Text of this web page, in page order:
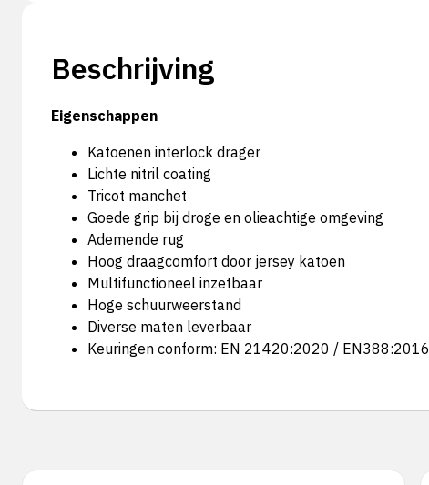
Beschrijving
Eigenschappen
Katoenen interlock drager
Lichte nitril coating
Tricot manchet
Goede grip bij droge en olieachtige omgeving
Ademende rug
Hoog draagcomfort door jersey katoen
Multifunctioneel inzetbaar
Hoge schuurweerstand
Diverse maten leverbaar
Keuringen conform: EN 21420:2020 / EN388:2016